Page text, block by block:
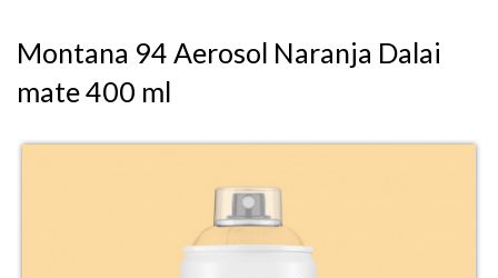
Montana 94 Aerosol Naranja Dalai
mate 400 ml